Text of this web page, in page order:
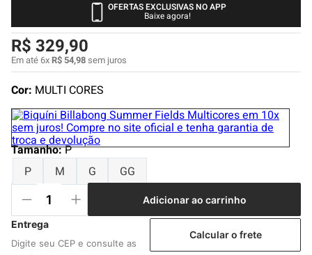
OFERTAS EXCLUSIVAS NO APP
Baixe agora!
R$ 329,90
Em até 6xR$ 54,98sem juros
Cor: MULTI CORES
Tamanho:P
P
M G GG
Adicionar ao carrinho
Calcular o frete
5º
camiseta
6º
bermuda
jaqueta
8º
carteira
9º
mochila
10º chinelo